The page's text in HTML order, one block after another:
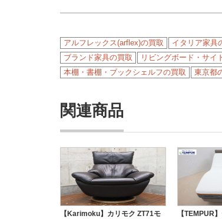
アルフレックス(arflex)の買取 イタリア家具
ブランド家具の買取
リビングボード・サイ
本棚・書棚・ブックシェルフの買取
東京都
関連商品
【Karimoku】カリモク ZT71モ
【TEMPUR